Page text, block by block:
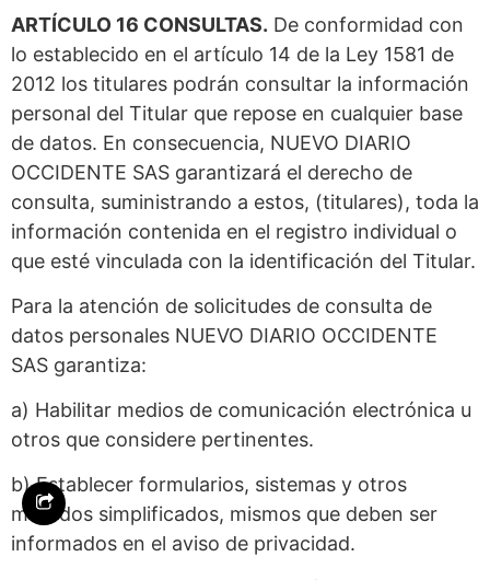
ARTÍCULO 16 CONSULTAS. De conformidad con
lo establecido en el artículo 14 de la Ley 1581 de
2012 los titulares podrán consultar la información
personal del Titular que repose en cualquier base
de datos. En consecuencia, NUEVO DIARIO
OCCIDENTE SAS garantizará el derecho de
consulta, suministrando a estos, (titulares), toda la
información contenida en el registro individual o
que esté vinculada con la identificación del Titular.
Para la atención de solicitudes de consulta de
datos personales NUEVO DIARIO OCCIDENTE
SAS garantiza:
a) Habilitar medios de comunicación electrónica u
otros que considere pertinentes.
b) Establecer formularios, sistemas y otros
métodos simplificados, mismos que deben ser
informados en el aviso de privacidad.